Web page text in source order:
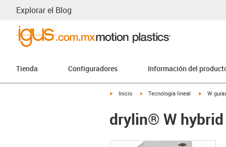
Explorar el Blog
Tienda Configuradores Información del
igus-icon-arrow-right
Inicio igus-icon-arrow-right
Tecnología lineal igus-icon-
W
drylin® W